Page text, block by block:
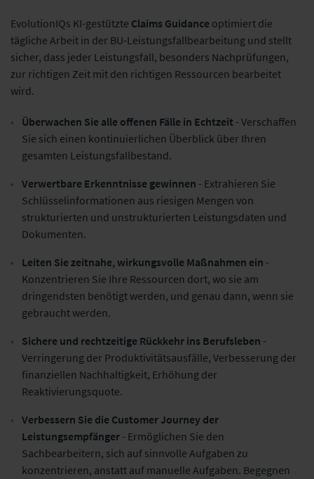
EvolutionIQs KI-gestützte Claims Guidance optimiert die
tägliche Arbeit in der BU-Leistungsfallbearbeitung und stellt
sicher, dass jeder Leistungsfall, besonders Nachprüfungen,
zur richtigen Zeit mit den richtigen Ressourcen bearbeitet
wird.
Überwachen Sie alle offenen Fälle in Echtzeit - Verschaffen
Sie sich einen kontinuierlichen Überblick über Ihren
gesamten Leistungsfallbestand.
Verwertbare Erkenntnisse gewinnen - Extrahieren Sie
Schlüsselinformationen aus riesigen Mengen von
strukturierten und unstrukturierten Leistungsdaten und
Dokumenten.
Leiten Sie zeitnahe, wirkungsvolle Maßnahmen ein -
Konzentrieren Sie Ihre Ressourcen dort, wo sie am
dringendsten benötigt werden, und genau dann, wenn sie
gebraucht werden.
Sichere und rechtzeitige Rückkehr ins Berufsleben -
Verringerung der Produktivitätsausfälle, Verbesserung der
finanziellen Nachhaltigkeit, Erhöhung der
Reaktivierungsquote.
Verbessern Sie die Customer Journey der
Leistungsempfänger - Ermöglichen Sie den
Sachbearbeitern, sich auf sinnvolle Aufgaben zu
konzentrieren, anstatt auf manuelle Aufgaben. Begegnen